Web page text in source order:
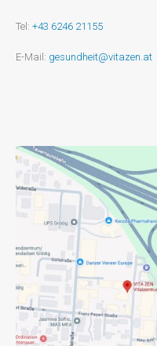
Tel: +43 6246 21155
E-Mail: gesundheit@vitazen.at